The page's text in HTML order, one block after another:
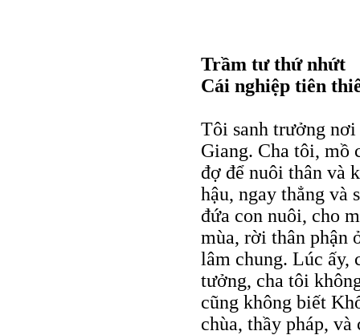
Trầm tư thứ nhứt
Cái nghiệp tiên
Tôi sanh trưởng
Giang. Cha tôi, mồ
đợ để nuôi thân và
hậu, ngay thẳng và
đứa con nuôi, cho
mùa, rời thân phận
lâm chung. Lúc ấy,
tưởng, cha tôi
cũng không biết
chùa, thầy pháp,